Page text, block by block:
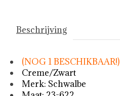
Beschrijving
(NOG 1 BESCHIKBAAR!)
Creme/Zwart
Merk: Schwalbe